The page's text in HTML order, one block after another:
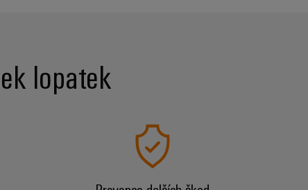
lopatek